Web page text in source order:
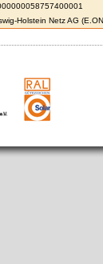
Holstein Netz AG